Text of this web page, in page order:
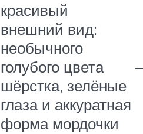
красивый
внешний вид:
необычного
голубого цвета
шёрстка, зелёные
глаза и аккуратная
форма мордочки